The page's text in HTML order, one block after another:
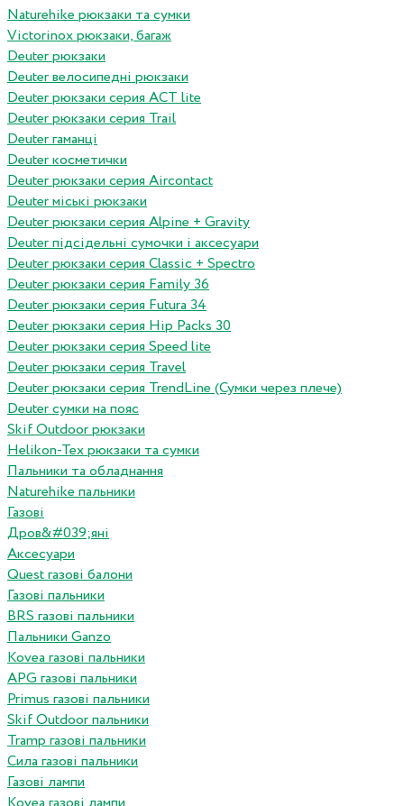
Naturehike рюкзаки та сумки
Victorinox рюкзаки, багаж
Deuter рюкзаки
Deuter велосипедні рюкзаки
Deuter рюкзаки серия ACT lite
Deuter рюкзаки серия Trail
Deuter гаманці
Deuter косметички
Deuter рюкзаки серия Aircontact
Deuter міські рюкзаки
Deuter рюкзаки серия Alpine + Gravity
Deuter підсідельні сумочки і аксесуари
Deuter рюкзаки серия Classic + Spectro
Deuter рюкзаки серия Family 36
Deuter рюкзаки серия Futura 34
Deuter рюкзаки серия Hip Packs 30
Deuter рюкзаки серия Speed lite
Deuter рюкзаки серия Travel
Deuter рюкзаки серия TrendLine (Сумки через плече)
Deuter сумки на пояс
Skif Outdoor рюкзаки
Helikon-Tex рюкзаки та сумки
Пальники та обладнання
Naturehike пальники
Газові
Дров&#039;яні
Аксесуари
Quest газові балони
Газові пальники
BRS газові пальники
Пальники Ganzo
Kovea газові пальники
APG газові пальники
Primus газові пальники
Skif Outdoor пальники
Tramp газові пальники
Сила газові пальники
Газові лампи